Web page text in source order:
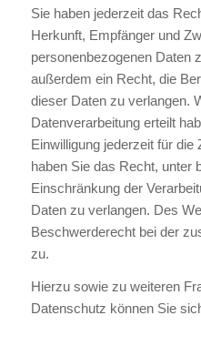
Sie haben jederzeit das
Herkunft, Empfänger und
personenbezogenen Daten
außerdem ein Recht, die
dieser Daten zu verlangen.
Datenverarbeitung erteilt
Einwilligung jederzeit für
haben Sie das Recht, unter
Einschränkung der
Daten zu verlangen. Des
Beschwerderecht bei der
zu.
Hierzu sowie zu weiteren
Datenschutz können Sie